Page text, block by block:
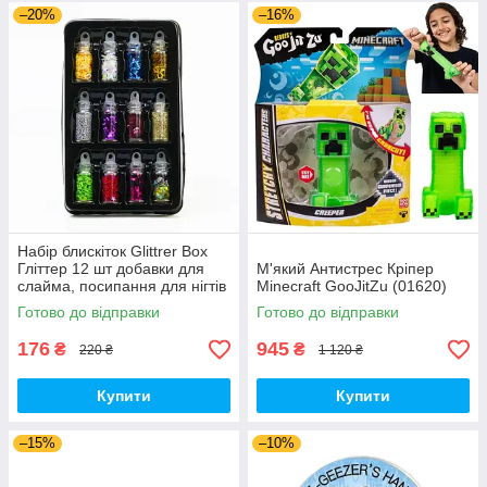
–20%
Набір блискіток Glittrer Box
Гліттер 12 шт добавки для
слайма, посипання для нігтів
(01509)
Готово до відправки
176 ₴ 220 ₴
Купити
–16%
М'який Антистрес Кріпер
Minecraft GooJitZu (01620)
Готово до відправки
945 ₴ 1 120 ₴
Купити
–15% –10%